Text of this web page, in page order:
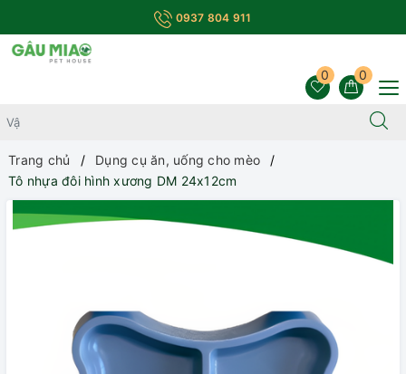
0937 804 911
0
0
Trang chủ
Dụng cụ ăn, uống cho mèo
Tô nhựa đôi hình xương DM 24x12cm